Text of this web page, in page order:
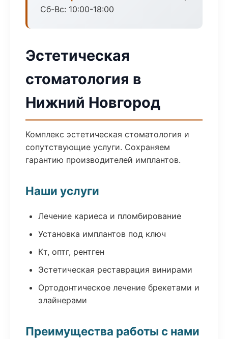
Сб-Вс: 10:00-18:00
Эстетическая
стоматология в
Нижний Новгород
Комплекс эстетическая стоматология и
сопутствующие услуги. Сохраняем
гарантию производителей имплантов.
Наши услуги
Лечение кариеса и пломбирование
Установка имплантов под ключ
Кт, оптг, рентген
Эстетическая реставрация винирами
Ортодонтическое лечение брекетами и
элайнерами
Преимущества работы с нами